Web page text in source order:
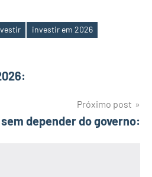
investir em 2026
Próximo post
depender do governo: